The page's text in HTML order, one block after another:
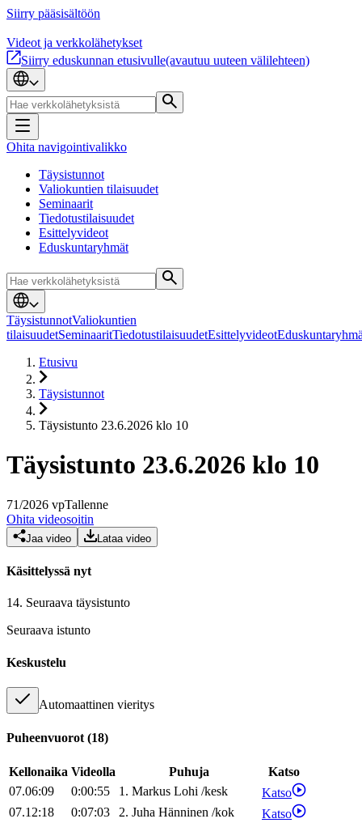
Siirry pääsisältöön
Videot ja verkkolähetykset
Siirry eduskunnan etusivulle(avautuu uuteen välilehteen)
Ohita navigointivalikko
Täysistunnot
Valiokuntien tilaisuudet
Seminaarit
Tiedotustilaisuudet
Esittelyvideot
Eduskuntaryhmät
TäysistunnotValiokuntien
tilaisuudetSeminaaritTiedotustilaisuudetEsittelyvideot
Etusivu
Täysistunnot
Täysistunto 23.6.2026 klo 10
Täysistunto 23.6.2026 klo 10
71/2026 vpTallenne
Ohita videosoitin
Jaa video Lataa video
Käsittelyssä nyt
14. Seuraava täysistunto
Seuraava istunto
Keskustelu
Automaattinen vieritys
Puheenvuorot (18)
Kellonaika Videolla Puhuja
Katso
07.06:09
0:00:55 1. Markus Lohi /kesk
Katso
07.12:18
0:07:03 2. Juha Hänninen /kok
Katso